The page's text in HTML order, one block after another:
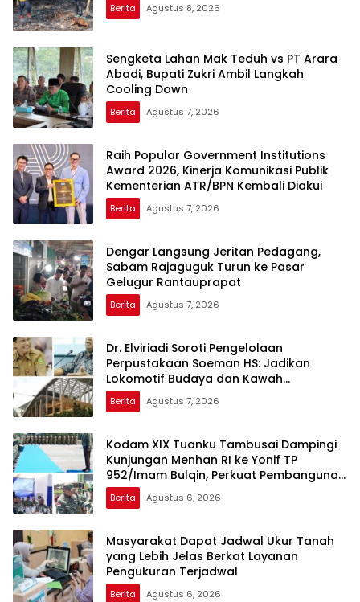
Berita Agustus 8, 2026
Sengketa Lahan Mak Teduh vs PT Arara
Abadi, Bupati Zukri Ambil Langkah
Cooling Down
Berita Agustus 7, 2026
Raih Popular Government Institutions
Award 2026, Kinerja Komunikasi Publik
Kementerian ATR/BPN Kembali Diakui
Berita Agustus 7, 2026
Dengar Langsung Jeritan Pedagang,
Sabam Rajaguguk Turun ke Pasar
Gelugur Rantauprapat
Berita Agustus 7, 2026
Dr. Elviriadi Soroti Pengelolaan
Perpustakaan Soeman HS: Jadikan
Lokomotif Budaya dan Kawah
Candradimuka Intelektual
Berita Agustus 7, 2026
Kodam XIX Tuanku Tambusai Dampingi
Kunjungan Menhan RI ke Yonif TP
952/Imam Bulqin, Perkuat Pembangunan
Satuan
Berita Agustus 6, 2026
Masyarakat Dapat Jadwal Ukur Tanah
yang Lebih Jelas Berkat Layanan
Pengukuran Terjadwal
Berita Agustus 6, 2026